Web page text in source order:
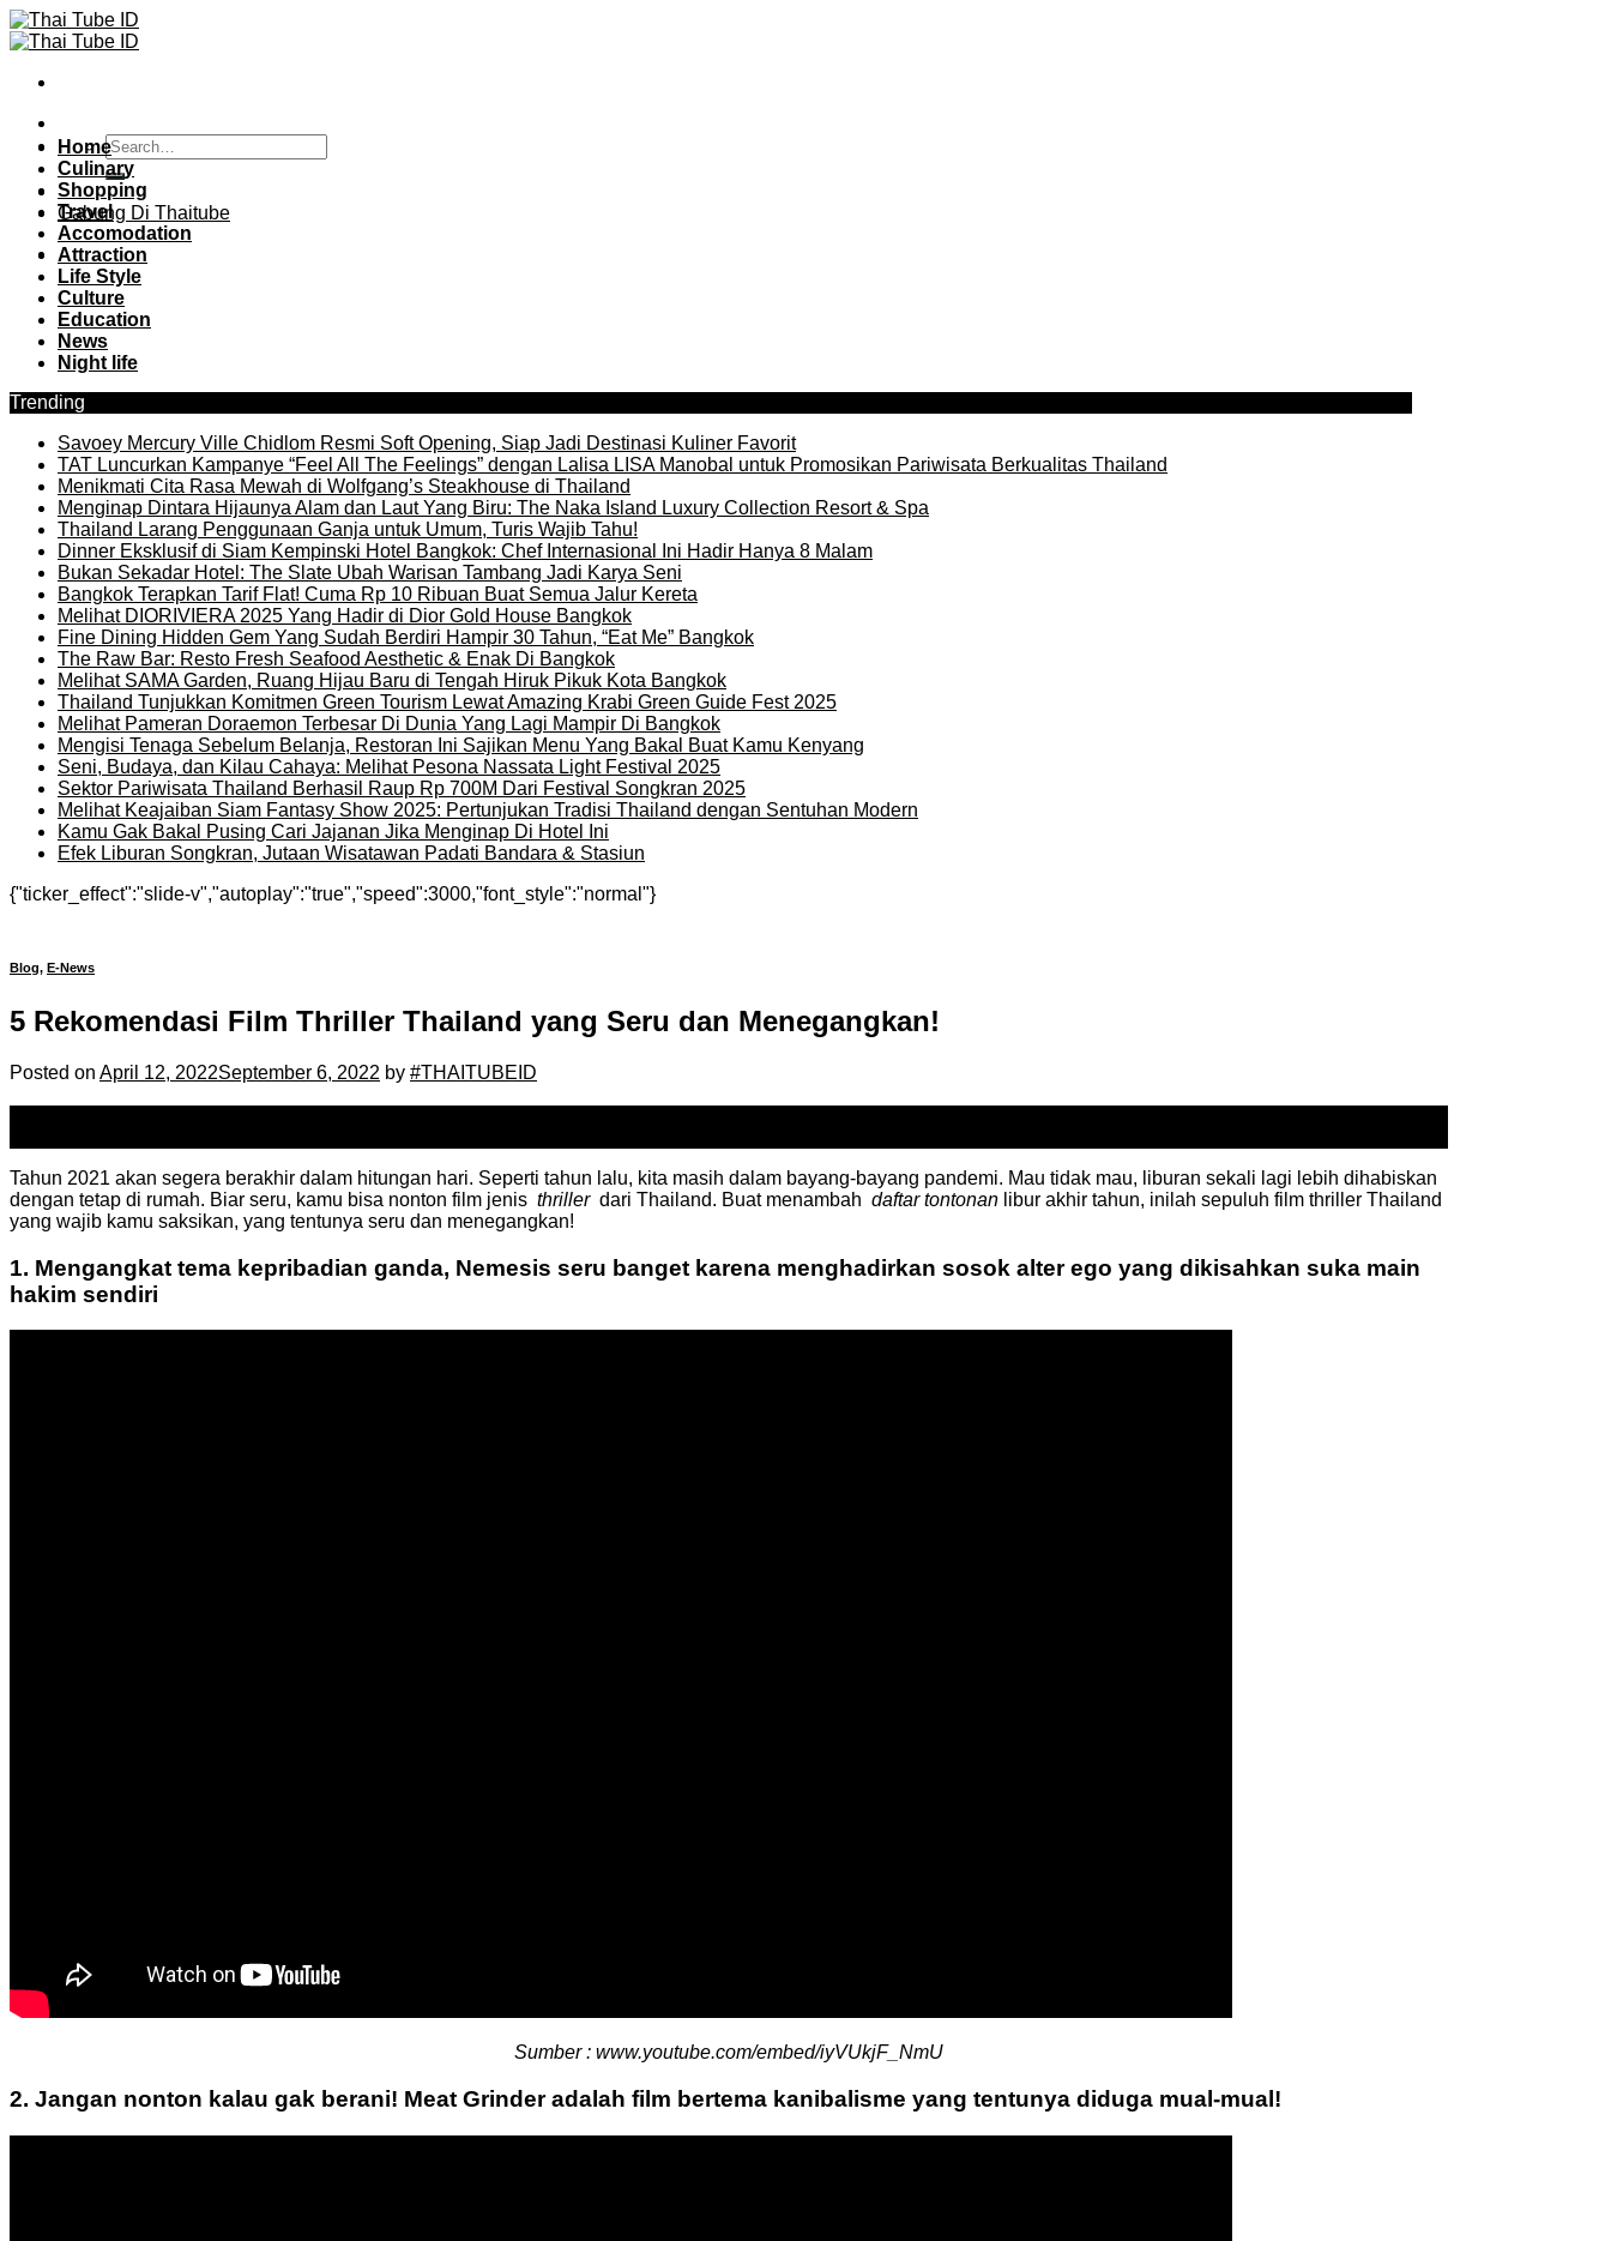
Skip
to
Gabung Di Thaitube
Home
Culinary
Shopping
Travel
Accomodation
Attraction
Life Style
Culture
Education
News
Night life
Trending
Savoey Mercury Ville Chidlom Resmi Soft Opening, Siap Jadi Destinasi Kuliner Favorit
TAT Luncurkan Kampanye “Feel All The Feelings” dengan Lalisa LISA Manobal untuk Promosikan Pariwisata Berkualitas Thailand
Menikmati Cita Rasa Mewah di Wolfgang’s Steakhouse di Thailand
Menginap Dintara Hijaunya Alam dan Laut Yang Biru: The Naka Island Luxury Collection Resort & Spa
Thailand Larang Penggunaan Ganja untuk Umum, Turis Wajib Tahu!
Dinner Eksklusif di Siam Kempinski Hotel Bangkok: Chef Internasional Ini Hadir Hanya 8 Malam
Bukan Sekadar Hotel: The Slate Ubah Warisan Tambang Jadi Karya Seni
Bangkok Terapkan Tarif Flat! Cuma Rp 10 Ribuan Buat Semua Jalur Kereta
Melihat DIORIVIERA 2025 Yang Hadir di Dior Gold House Bangkok
Fine Dining Hidden Gem Yang Sudah Berdiri Hampir 30 Tahun, “Eat Me” Bangkok
The Raw Bar: Resto Fresh Seafood Aesthetic & Enak Di Bangkok
Melihat SAMA Garden, Ruang Hijau Baru di Tengah Hiruk Pikuk Kota Bangkok
Thailand Tunjukkan Komitmen Green Tourism Lewat Amazing Krabi Green Guide Fest 2025
Melihat Pameran Doraemon Terbesar Di Dunia Yang Lagi Mampir Di Bangkok
Mengisi Tenaga Sebelum Belanja, Restoran Ini Sajikan Menu Yang Bakal Buat Kamu Kenyang
Seni, Budaya, dan Kilau Cahaya: Melihat Pesona Nassata Light Festival 2025
Sektor Pariwisata Thailand Berhasil Raup Rp 700M Dari Festival Songkran 2025
Melihat Keajaiban Siam Fantasy Show 2025: Pertunjukan Tradisi Thailand dengan Sentuhan Modern
Kamu Gak Bakal Pusing Cari Jajanan Jika Menginap Di Hotel Ini
Efek Liburan Songkran, Jutaan Wisatawan Padati Bandara & Stasiun
{"ticker_effect":"slide-v","autoplay":"true","speed":3000,"font_style":"normal"}
Blog, E-News
5 Rekomendasi Film Thriller Thailand yang Seru dan Menegangkan!
Posted on April 12, 2022September 6, 2022 by #THAITUBEID
Tahun 2021 akan segera berakhir dalam hitungan hari. Seperti tahun lalu, kita masih dalam bayang-bayang pandemi. Mau tidak mau, liburan sekali lagi lebih dihabiskan
dengan tetap di rumah. Biar seru, kamu bisa nonton film jenis thrillerdari Thailand. Buat menambah daftar tontonan libur akhir tahun, inilah sepuluh film thriller Thailand
yang wajib kamu saksikan, yang tentunya seru dan menegangkan!
1. Mengangkat tema kepribadian ganda, Nemesis seru banget karena menghadirkan sosok alter ego yang dikisahkan suka main
hakim sendiri
Sumber : www.youtube.com/embed/iyVUkjF_NmU
2. Jangan nonton kalau gak berani! Meat Grinder adalah film bertema kanibalisme yang tentunya diduga mual-mual!